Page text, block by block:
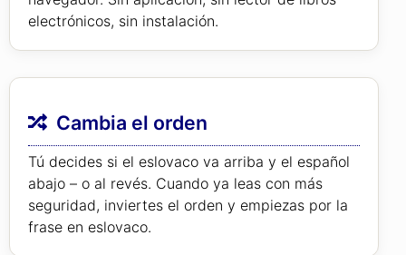
electrónicos, sin instalación.
Cambia el orden
Tú decides si el eslovaco va arriba y el español
abajo – o al revés. Cuando ya leas con más
seguridad, inviertes el orden y empiezas por la
frase en eslovaco.